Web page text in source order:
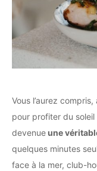
Vous l’aurez
pour profiter du soleil
devenueune
quelques minutes
face à la mer, club-